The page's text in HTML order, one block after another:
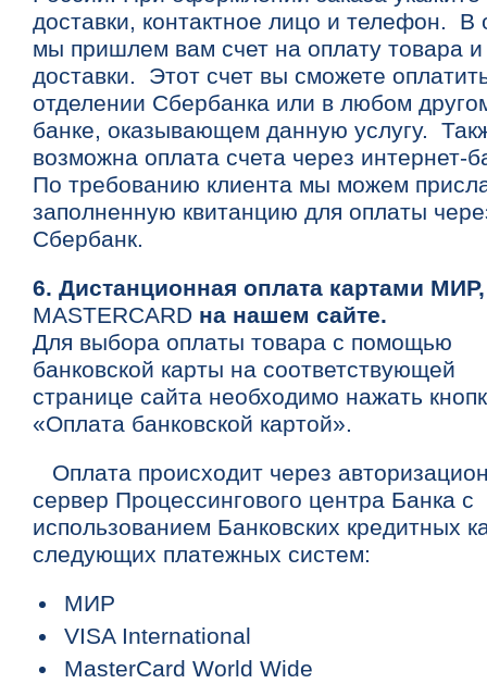
доставки, контактное лицо и телефон. В
мы пришлем вам счет на оплату товара и
доставки. Этот счет вы сможете
отделении Сбербанка или в любом
банке, оказывающем данную услугу.
возможна оплата счета через интернет-
По требованию клиента мы можем
заполненную квитанцию для оплаты
Сбербанк.
6. Дистанционная оплата картами
MASTERCARD на нашем сайте.
Для выбора оплаты товара с помощью
банковской карты на соответствующей
странице сайта необходимо нажать
«Оплата банковской картой».
Оплата происходит через
сервер Процессингового центра Банка с
использованием Банковских кредитных
следующих платежных систем:
МИР
VISA International
MasterCard World Wide